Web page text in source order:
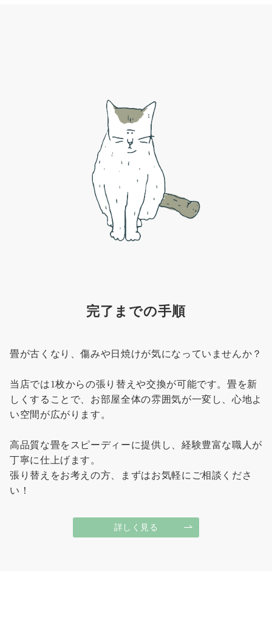
完了までの手順
畳が古くなり、傷みや日焼けが気になっていませんか？
当店では1枚からの張り替えや交換が可能です。畳を新
しくすることで、お部屋全体の雰囲気が一変し、心地よ
い空間が広がります。
高品質な畳をスピーディーに提供し、経験豊富な職人が
丁寧に仕上げます。
張り替えをお考えの方、まずはお気軽にご相談くださ
い！
詳しく見る